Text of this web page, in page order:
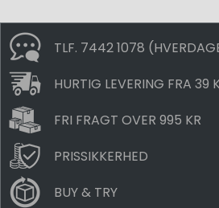
TLF. 7442 1078
HURTIG LEVERING FRA 39
FRI FRAGT OVER 995 KR
PRISSIKKERHED
BUY & TRY